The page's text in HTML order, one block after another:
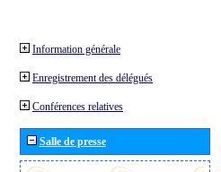
Information générale
Enregistrement des délégués
Conférences relatives
Salle de presse